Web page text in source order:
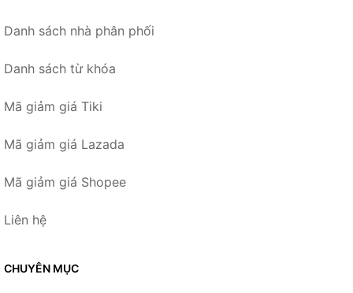
Danh sách nhà phân phối
Danh sách từ khóa
Mã giảm giá Tiki
Mã giảm giá Lazada
Mã giảm giá Shopee
Liên hệ
CHUYÊN MỤC